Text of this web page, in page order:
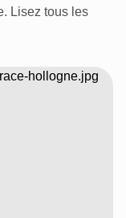
Lisez tous les